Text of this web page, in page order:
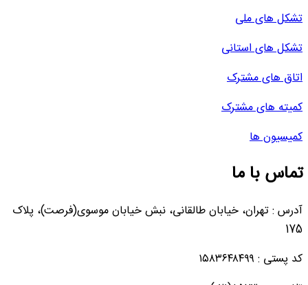
تشکل های ملی
تشکل های استانی
اتاق های مشترک
کمیته های مشترک
کمیسیون ها
تماس با ما
آدرس : تهران، خیابان طالقانی، نبش خیابان موسوی(فرصت)، پلاک
175
کد پستی : ۱۵۸۳۶۴۸۴۹۹